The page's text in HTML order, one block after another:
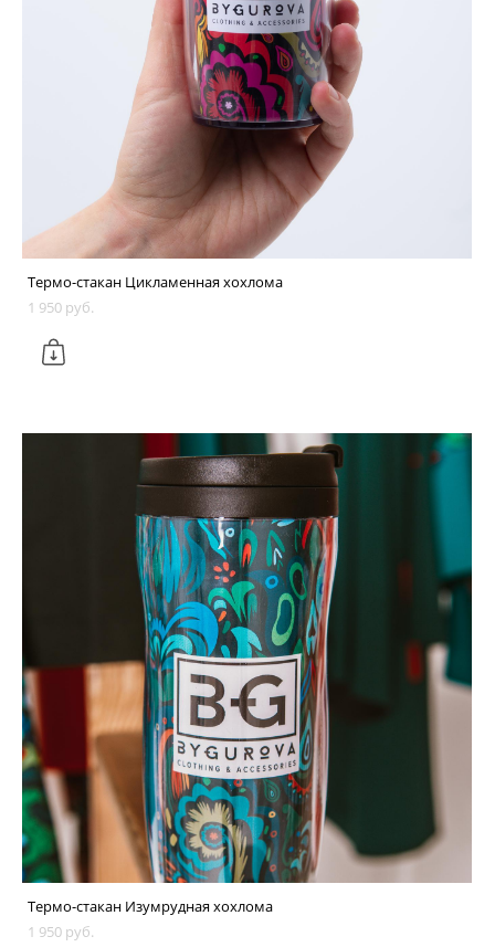
Термо-стакан Цикламенная хохлома
1 950 pуб.
Термо-стакан Изумрудная хохлома
1 950 pуб.